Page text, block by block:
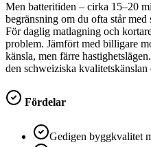
Men batteritiden – cirka 15–20
begränsning om du ofta står
För daglig matlagning och
problem. Jämfört med billigare
känsla, men färre
den schweiziska
Fördelar
Gedigen byggkvalitet